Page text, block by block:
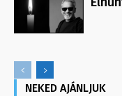
NEKED AJÁNLJUK